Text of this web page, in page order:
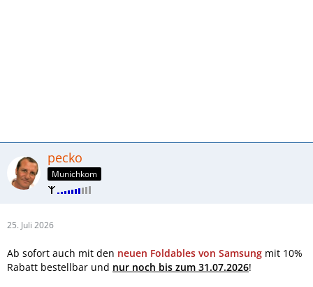
pecko
Munichkom
25. Juli 2026
Ab sofort auch mit den neuen Foldables von Samsung mit 10%
Rabatt bestellbar und nur noch bis zum 31.07.2026!